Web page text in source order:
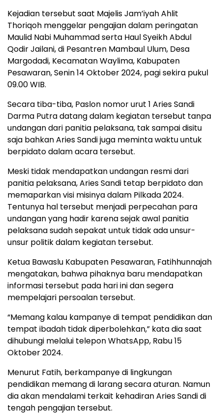
Kejadian tersebut saat Majelis Jam’iyah Ahlit
Thoriqoh menggelar pengajian dalam peringatan
Maulid Nabi Muhammad serta Haul Syeikh Abdul
Qodir Jailani, di Pesantren Mambaul Ulum, Desa
Margodadi, Kecamatan Waylima, Kabupaten
Pesawaran, Senin 14 Oktober 2024, pagi sekira pukul
09.00 WIB.
Secara tiba-tiba, Paslon nomor urut 1 Aries Sandi
Darma Putra datang dalam kegiatan tersebut tanpa
undangan dari panitia pelaksana, tak sampai disitu
saja bahkan Aries Sandi juga meminta waktu untuk
berpidato dalam acara tersebut.
Meski tidak mendapatkan undangan resmi dari
panitia pelaksana, Aries Sandi tetap berpidato dan
memaparkan visi misinya dalam Pilkada 2024.
Tentunya hal tersebut menjadi perpecahan para
undangan yang hadir karena sejak awal panitia
pelaksana sudah sepakat untuk tidak ada unsur-
unsur politik dalam kegiatan tersebut.
Ketua Bawaslu Kabupaten Pesawaran, Fatihhunnajah
mengatakan, bahwa pihaknya baru mendapatkan
informasi tersebut pada hari ini dan segera
mempelajari persoalan tersebut.
“Memang kalau kampanye di tempat pendidikan dan
tempat ibadah tidak diperbolehkan,” kata dia saat
dihubungi melalui telepon WhatsApp, Rabu 15
Oktober 2024.
Menurut Fatih, berkampanye di lingkungan
pendidikan memang di larang secara aturan. Namun
dia akan mendalami terkait kehadiran Aries Sandi di
tengah pengajian tersebut.